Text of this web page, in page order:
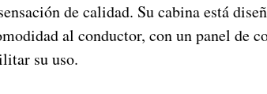
de calidad. Su cabina está
al conductor, con un panel de
su uso.